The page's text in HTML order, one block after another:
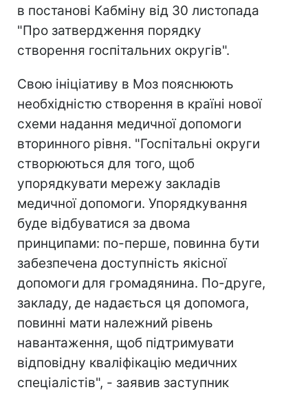
в постанові Кабміну від 30 листопада
"Про затвердження порядку
створення госпітальних округів".
Свою ініціативу в Моз пояснюють
необхідністю створення в країні нової
схеми надання медичної допомоги
вторинного рівня. "Госпітальні округи
створюються для того, щоб
упорядкувати мережу закладів
медичної допомоги. Упорядкування
буде відбуватися за двома
принципами: по-перше, повинна бути
забезпечена доступність якісної
допомоги для громадянина. По-друге,
закладу, де надається ця допомога,
повинні мати належний рівень
навантаження, щоб підтримувати
відповідну кваліфікацію медичних
спеціалістів", - заявив заступник